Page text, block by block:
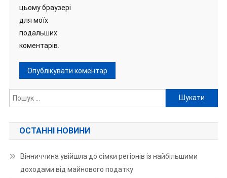
цьому браузері
для моїх
подальших
коментарів.
Пошук:
ОСТАННІ НОВИНИ
Вінниччина увійшла до сімки регіонів із найбільшими
доходами від майнового податку